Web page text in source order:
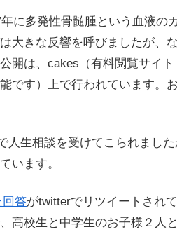
に多発性骨髄腫という血液の
大きな反響を呼びましたが、
開は、cakes（有料閲覧サイ
です）上で行われています。
人生相談を受けてこられまし
います。
回答がtwitterでリツイートされ
高校生と中学生のお子様２人